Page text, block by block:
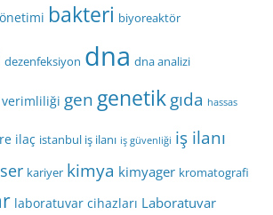
bakteri biyoreaktör
dezenfeksiyon dna dna analizi
gen genetikgıda hassas
ilaç istanbul iş ilanı iş güvenliği iş ilanı
kariyer kimya kimyager kromatografi
laboratuvar cihazları Laboratuvar